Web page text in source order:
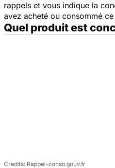
rappels et vous indique la
avez acheté ou consommé
Quel produit est
Rappel-conso.gouv.fr